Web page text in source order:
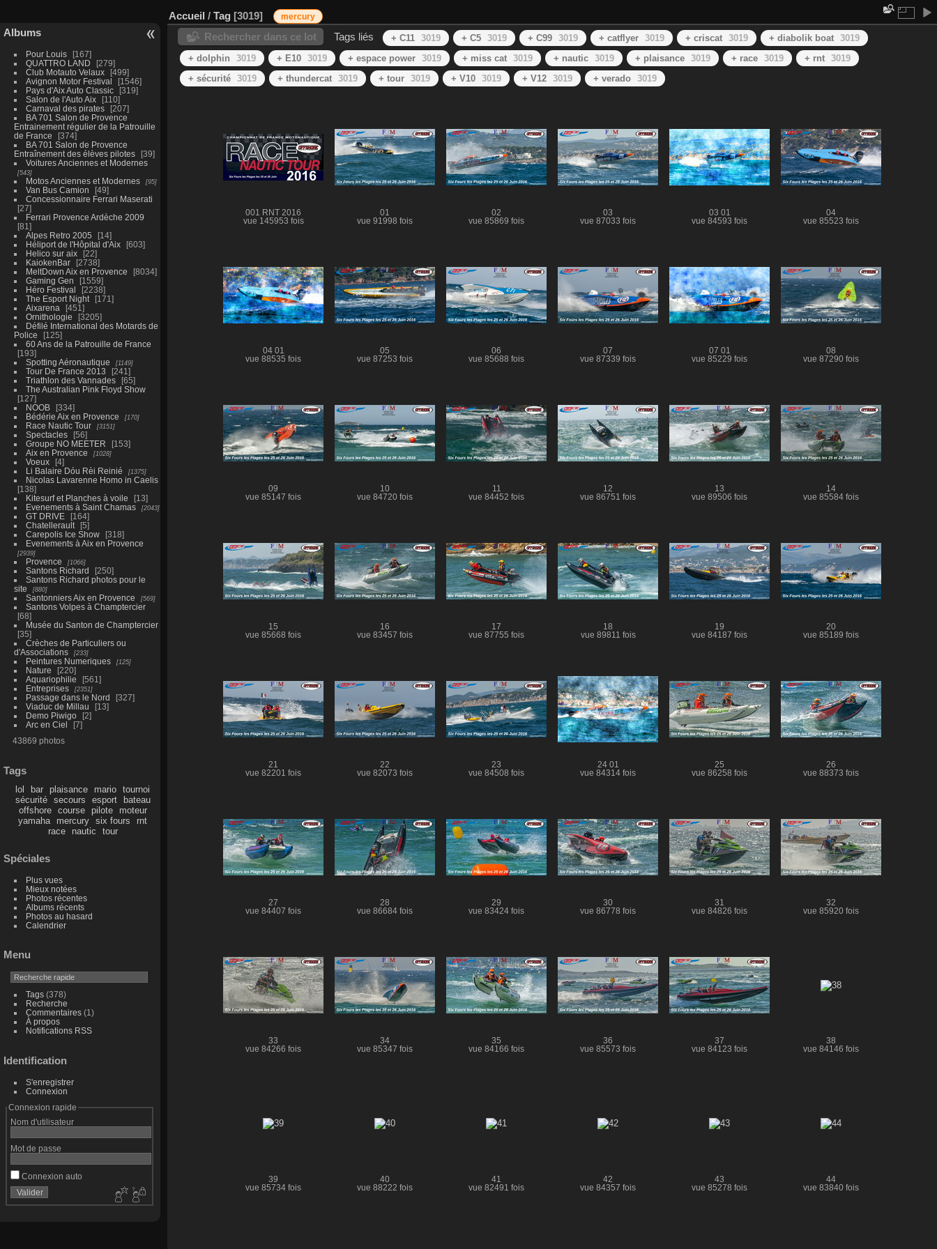
Albums
Pour Louis
167
QUATTRO LAND
279
Club Motauto Velaux
499
Avignon Motor Festival
1546
Pays d'Aix Auto Classic
319
Salon de l'Auto Aix
110
Carnaval des pirates
207
BA 701 Salon de Provence
Entrainement régulier de la Patrouille
de France
374
BA 701 Salon de Provence
Entraînement des élèves pilotes
39
Voitures Anciennes et Modernes
543
Motos Anciennes et Modernes 95
Van Bus Camion
49
Concessionnaire Ferrari Maserati
27
Ferrari Provence Ardèche 2009
81
Alpes Retro 2005
14
Héliport de l'Hôpital d'Aix
603
Helico sur aix
22
KaiokenBar
2738
MeltDown Aix en Provence
8034
Gaming Gen
1559
Héro Festival
2238
The Esport Night
171
Aixarena
451
Ornithologie
3205
Défilé International des Motards de
Police
125
60 Ans de la Patrouille de France
193
Spotting Aéronautique
1149
Tour De France 2013
241
Triathlon des Vannades
65
The Australian Pink Floyd Show
127
NOOB
334
Bédérie Aix en Provence
170
Race Nautic Tour 3151
Spectacles
56
Groupe NO MEETER
153
Aix en Provence
1028
Voeux
4
Li Balaire Dóu Rèi Reinié
1375
Nicolas Lavarenne Homo in Caelis
138
Kitesurf et Planches à voile
13
Evenements à Saint Chamas
2043
GT DRIVE
164
Chatellerault
5
Carepolis Ice Show
318
Evenements à Aix en Provence
2939
Provence 1066
Santons Richard
250
Santons Richard photos pour le
site
880
Santonniers Aix en Provence 569
Santons Volpes à Champtercier
68
Musée du Santon de Champtercier
35
Crèches de Particuliers ou
d'Associations
233
Peintures Numeriques 125
Nature
220
Aquariophilie
561
Entreprises
2351
Passage dans le Nord
327
Viaduc de Millau
13
Demo Piwigo
2
Arc en Ciel
7
43869 photos
Tags
lol bar plaisance mario
tournoi
sécurité
secours esport
bateau
offshore
course pilote
moteur
yamaha
mercury six fours
rnt
race
nautic tour
Spéciales
Plus vues
Mieux notées
Photos récentes
Albums récents
Photos au hasard
Calendrier
Menu
Tags(378)
Recherche
Commentaires(1)
À propos
Notifications RSS
Identification
S'enregistrer
Connexion
Connexion rapide
Nom d'utilisateur
Mot de passe
Connexion auto
Accueil / Tag 3019 mercury
Rechercher dans ce lot Tags liés + C11 3019 + C5 3019 + C99 3019 + catflyer 3019 + criscat 3019 + diabolik boat 3019
+ dolphin
3019 + E10 3019 + espace power 3019 + miss cat 3019 + nautic 3019 + plaisance 3019 + race 3019 + rnt 3019
+ sécurité 3019 + thundercat 3019 + tour 3019 + V10 3019 + V12 3019 + verado 3019
001 RNT 2016
vue 145953 fois
01
vue 91998 fois
02
vue 85869 fois
03
vue 87033 fois
03 01
vue 84593 fois
04
vue 85523 fois
04 01
vue 88535 fois
05
vue 87253 fois
06
vue 85688 fois
07
vue 87339 fois
07 01
vue 85229 fois
08
vue 87290 fois
09
vue 85147 fois
10
vue 84720 fois
11
vue 84452 fois
12
vue 86751 fois
13
vue 89506 fois
14
vue 85584 fois
15
vue 85668 fois
16
vue 83457 fois
17
vue 87755 fois
18
vue 89811 fois
19
vue 84187 fois
20
vue 85189 fois
21
vue 82201 fois
22
vue 82073 fois
23
vue 84508 fois
24 01
vue 84314 fois
25
vue 86258 fois
26
vue 88373 fois
27
vue 84407 fois
28
vue 86684 fois
29
vue 83424 fois
30
vue 86778 fois
31
vue 84826 fois
32
vue 85920 fois
33
vue 84266 fois
34
vue 85347 fois
35
vue 84166 fois
36
vue 85573 fois
37
vue 84123 fois
38
vue 84146 fois
39
vue 85734 fois
40
vue 88222 fois
41
vue 82491 fois
42
vue 84357 fois
43
vue 85278 fois
44
vue 83840 fois